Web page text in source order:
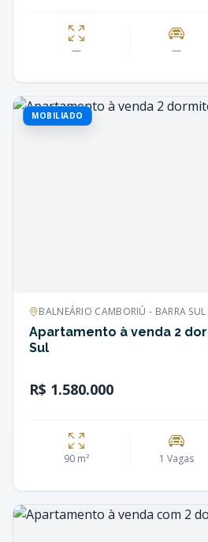
— —
MOBILIADO
BALNEÁRIO CAMBORIÚ - BARRA SUL
Apartamento à venda 2
Sul
R$ 1.580.000
90 m² 1 Vagas